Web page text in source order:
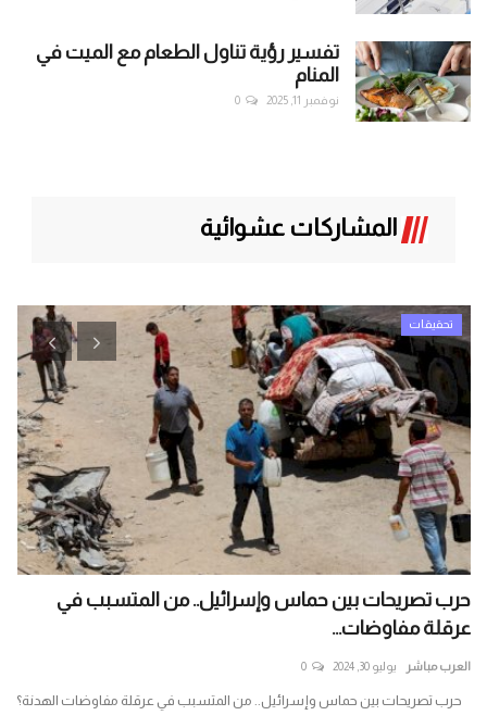
تفسير رؤية تناول الطعام مع الميت في
المنام
نوفمبر 11, 2025 0
المشاركات عشوائية
تحقيقات
حرب تصريحات بين حماس وإسرائيل.. من المتسبب في
عرقلة مفاوضات...
العرب مباشر يوليو 30, 2024 0
حرب تصريحات بين حماس وإسرائيل.. من المتسبب في عرقلة مفاوضات الهدنة؟